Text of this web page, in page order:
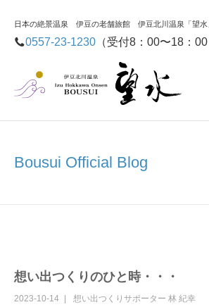
日本の絶景温泉 伊豆の老舗旅館 伊豆北川温泉「望水
0557-23-1230 （受付8：00〜18：00
Bousui Official Blog
想い出つくりのひと時・・・
2023-10-14 想い出つくりサポーター 林 紀幸